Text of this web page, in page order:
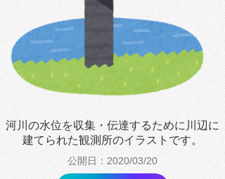
河川の水位を収集・伝達するために川辺に
建てられた観測所のイラストです。
公開日：2020/03/20